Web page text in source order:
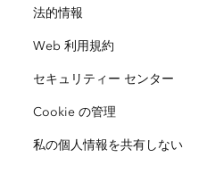
Esri ストア
Esri Press
GIS 用語集
企業行動規範
サイトマップ
教育機関
人種的平等
法的情報
Web 利用規約
セキュリティー センター
Cookie の管理
私の個人情報を共有しない